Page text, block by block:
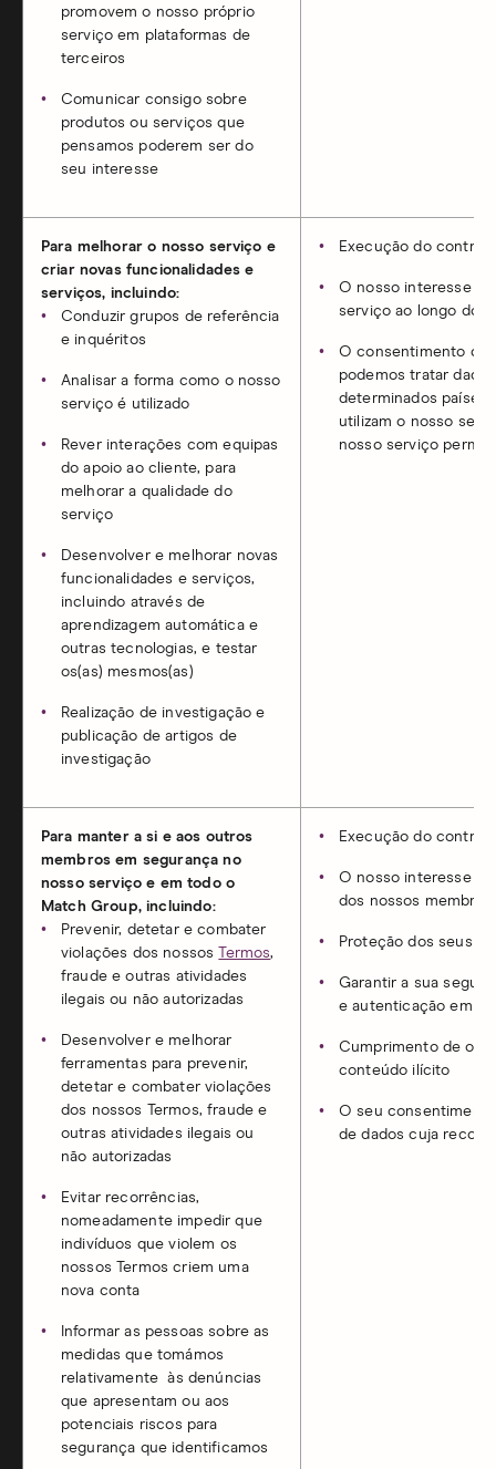
promovem o nosso próprio
serviço em plataformas de
terceiros
Comunicar consigo sobre
produtos ou serviços que
pensamos poderem ser do
seu interesse
Para melhorar o nosso serviço e
criar novas funcionalidades e
serviços, incluindo:
Conduzir grupos de referência
e inquéritos
Analisar a forma como o nosso
serviço é utilizado
Rever interações com equipas
do apoio ao cliente, para
melhorar a qualidade do
serviço
Desenvolver e melhorar novas
funcionalidades e serviços,
incluindo através de
aprendizagem automática e
outras tecnologias, e testar
os(as) mesmos(as)
Realização de investigação e
publicação de artigos de
investigação
Execução do
O nosso interesse
serviço ao longo do
O consentimento
podemos tratar
determinados países
utilizam o nosso
nosso serviço
Para manter a si e aos outros
membros em segurança no
nosso serviço e em todo o
Match Group, incluindo:
Prevenir, detetar e combater
violações dos nossos
Termos,
fraude e outras atividades
ilegais ou não autorizadas
Desenvolver e melhorar
ferramentas para prevenir,
detetar e combater violações
dos nossos Termos, fraude e
outras atividades ilegais ou
não autorizadas
Evitar recorrências,
nomeadamente impedir que
indivíduos que violem os
nossos Termos criem uma
nova conta
Informar as pessoas sobre as
medidas que tomámos
relativamente às denúncias
que apresentam ou aos
potenciais riscos para
segurança que identificamos
Execução do
O nosso interesse
dos nossos
Proteção dos seus
Garantir a sua
e autenticação em
Cumprimento de
conteúdo ilícito
O seu
de dados cuja